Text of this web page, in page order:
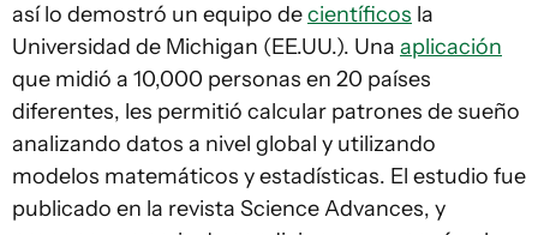
así lo demostró un equipo decientíficos la
Universidad de Michigan (EE.UU.). Una aplicación
que midió a 10,000 personas en 20 países
diferentes, les permitió calcular patrones de sueño
analizando datos a nivel global y utilizando
modelos matemáticos y estadísticas. El estudio fue
publicado en la revista Science Advances, y